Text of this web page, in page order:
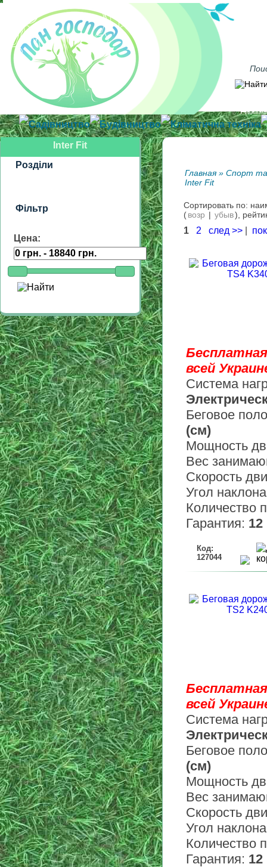
Садівництво Будівництво Кліматична техніка
Inter Fit
Розділи
Фільтр
Цена:
Главная» Спорт
Inter Fit
Сортировать по:
(возр | убыв),
1 2 след >>
всей
Система
Беговое
(см)
Мощность
Вес
Скорость
Угол
Количество
Гарантия:
Код:
127044
всей
Система
Беговое
(см)
Мощность
Вес
Скорость
Угол
Количество
Гарантия: